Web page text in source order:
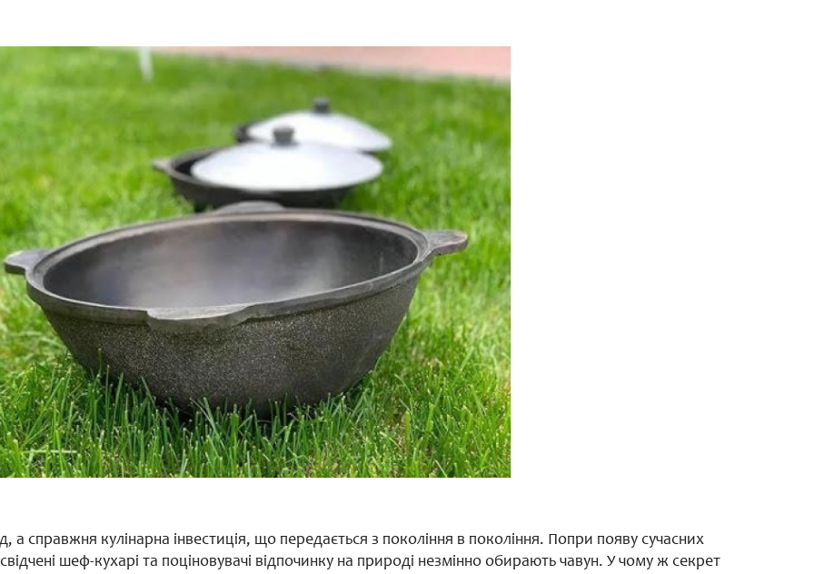
справжня кулінарна інвестиція, що передається з покоління в покоління. Попри появу сучасних
шеф-кухарі та поціновувачі відпочинку на природі незмінно обирають чавун. У чому ж секрет